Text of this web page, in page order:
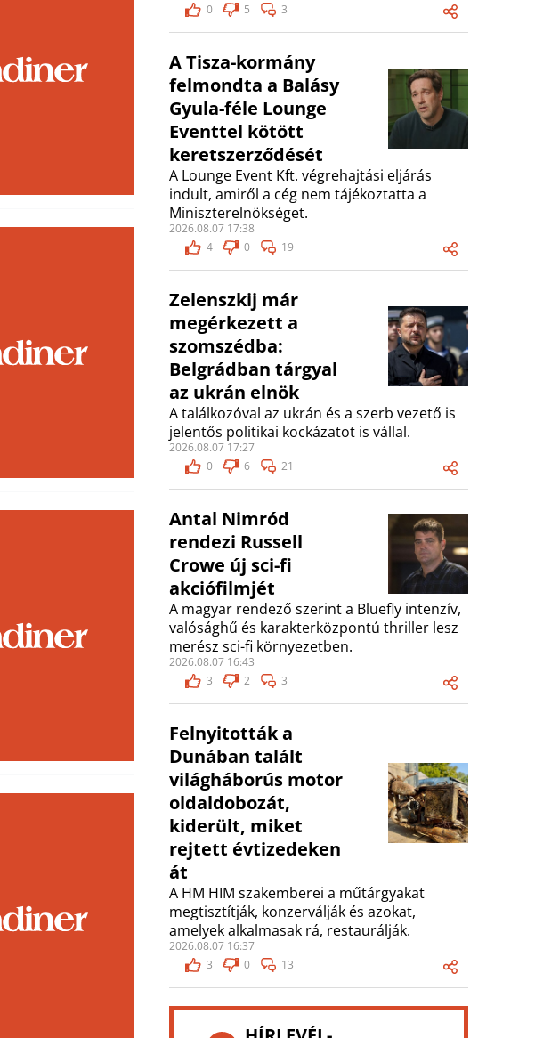
0
5 3
A Tisza-kormány
felmondta a Balásy
Gyula-féle Lounge
Eventtel kötött
keretszerződését
A Lounge Event Kft. végrehajtási eljárás
indult, amiről a cég nem tájékoztatta a
Miniszterelnökséget.
2026.08.07 17:38
4
0 19
Zelenszkij már
megérkezett a
szomszédba:
Belgrádban tárgyal
az ukrán elnök
A találkozóval az ukrán és a szerb vezető is
jelentős politikai kockázatot is vállal.
2026.08.07 17:27
0
6 21
Antal Nimród
rendezi Russell
Crowe új sci-fi
akciófilmjét
A magyar rendező szerint a Bluefly intenzív,
valósághű és karakterközpontú thriller lesz
merész sci-fi környezetben.
2026.08.07 16:43
3
2 3
Felnyitották a
Dunában talált
világháborús motor
oldaldobozát,
kiderült, miket
rejtett évtizedeken
át
A HM HIM szakemberei a műtárgyakat
megtisztítják, konzerválják és azokat,
amelyek alkalmasak rá, restaurálják.
2026.08.07 16:37
3
0 13